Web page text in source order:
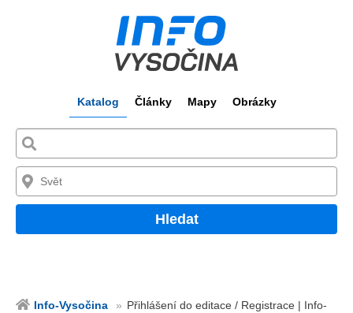
Katalog Články Mapy Obrázky
Hledat
Info-Vysočina
Přihlášení do editace / Registrace | Info-